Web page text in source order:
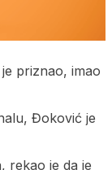
priznao, imao
Đoković je
rekao je da je